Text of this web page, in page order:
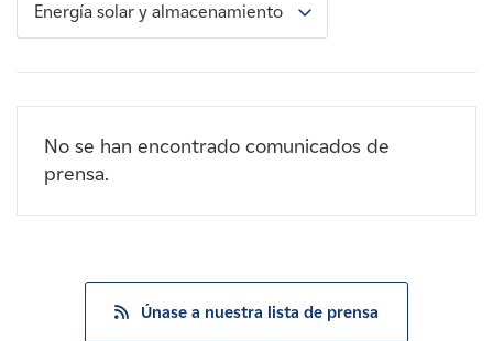
Contacte con
Energía solar y almacenamiento
No se han encontrado comunicados de
prensa.
Únase a nuestra lista de prensa